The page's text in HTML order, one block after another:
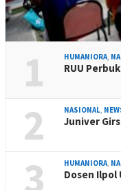
1 HUMANIORA,
RUU
2 NASIONAL,
Juniver
3 HUMANIORA,
Dosen Ilpol